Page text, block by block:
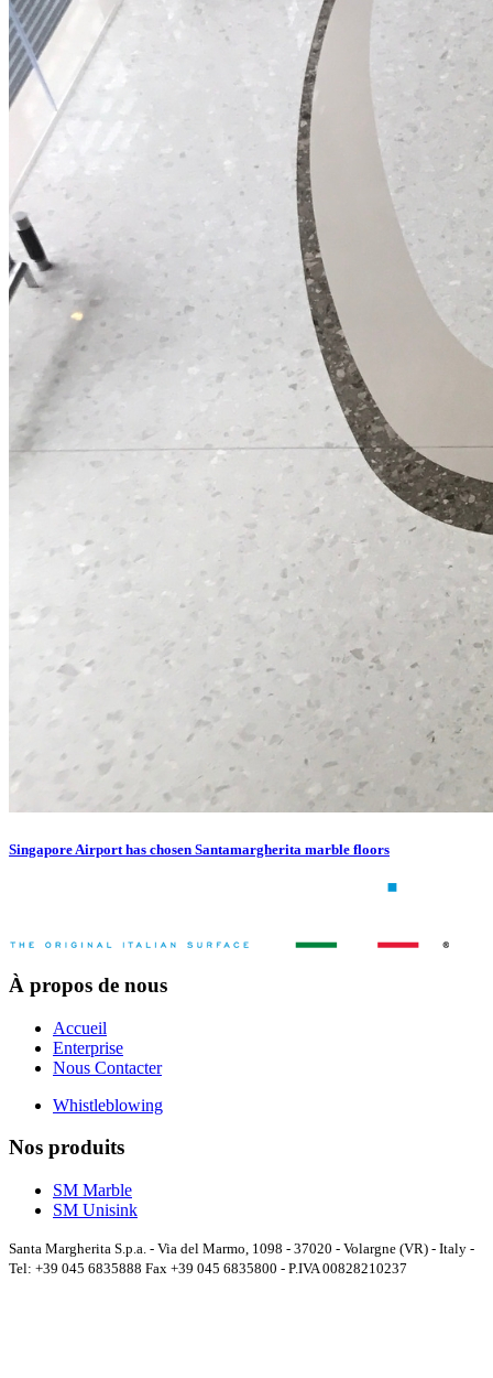
Singapore Airport has chosen Santamargherita marble floors
À propos de nous
Accueil
Enterprise
Nous Contacter
Whistleblowing
Nos produits
SM Marble
SM Unisink
Santa Margherita S.p.a. - Via del Marmo, 1098 - 37020 - Volargne (VR) - Italy -
Tel: +39 045 6835888 Fax +39 045 6835800 - P.IVA 00828210237